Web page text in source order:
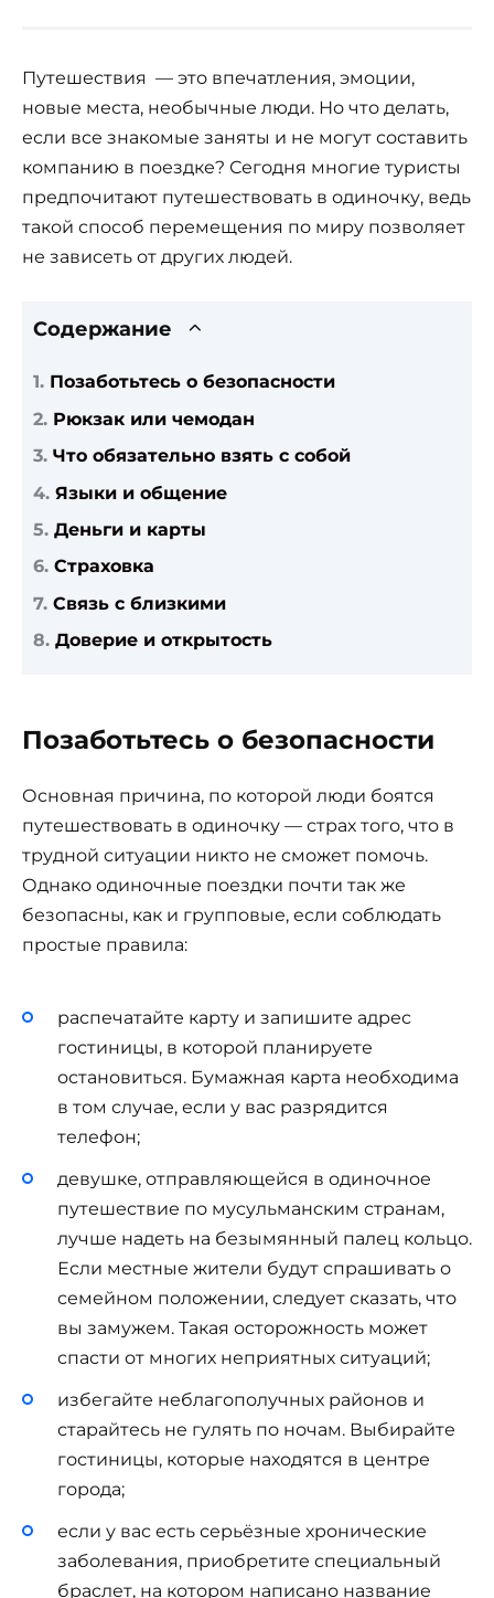
Путешествия ­­­­­­­­­­­­­­­­­­­­­­­­­­ — это впечатления, эмоции,
новые места, необычные люди. Но что делать,
если все знакомые заняты и не могут составить
компанию в поездке? Сегодня многие туристы
предпочитают путешествовать в одиночку, ведь
такой способ перемещения по миру позволяет
не зависеть от других людей.
Содержание
Позаботьтесь о безопасности
Рюкзак или чемодан
Что обязательно взять с собой
Языки и общение
Деньги и карты
Страховка
Связь с близкими
Доверие и открытость
Позаботьтесь о безопасности
Основная причина, по которой люди боятся
путешествовать в одиночку — страх того, что в
трудной ситуации никто не сможет помочь.
Однако одиночные поездки почти так же
безопасны, как и групповые, если соблюдать
простые правила:
распечатайте карту и запишите адрес
гостиницы, в которой планируете
остановиться. Бумажная карта необходима
в том случае, если у вас разрядится
телефон;
девушке, отправляющейся в одиночное
путешествие по мусульманским странам,
лучше надеть на безымянный палец кольцо.
Если местные жители будут спрашивать о
семейном положении, следует сказать, что
вы замужем. Такая осторожность может
спасти от многих неприятных ситуаций;
избегайте неблагополучных районов и
старайтесь не гулять по ночам. Выбирайте
гостиницы, которые находятся в центре
города;
если у вас есть серьёзные хронические
заболевания, приобретите специальный
браслет, на котором написано название